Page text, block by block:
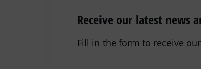
Receive our latest news
Fill in the form to receive